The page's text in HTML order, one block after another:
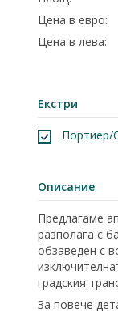
Цена в евро:
Цена в лева:
Екстри
Портиер/
Описание
Предлагаме
разполага с
обзаведен с
градския
За повече